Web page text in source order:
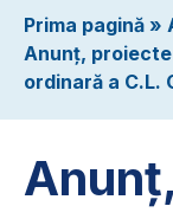
Prima pagină »
Anunț,
ordinară a C.L.